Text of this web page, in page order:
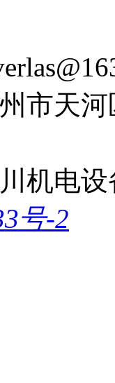
市天
机电
号-2